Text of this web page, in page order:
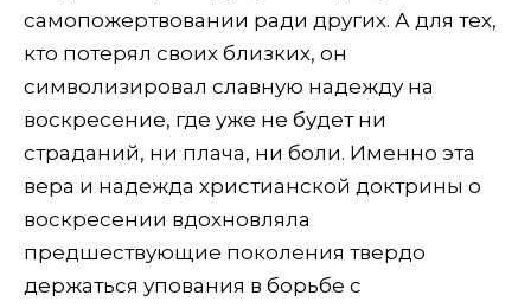
самопожертвовании ради других. А для тех,
кто потерял своих близких, он
символизировал славную надежду на
воскресение, где уже не будет ни
страданий, ни плача, ни боли. Именно эта
вера и надежда христианской доктрины о
воскресении вдохновляла
предшествующие поколения твердо
держаться упования в борьбе с